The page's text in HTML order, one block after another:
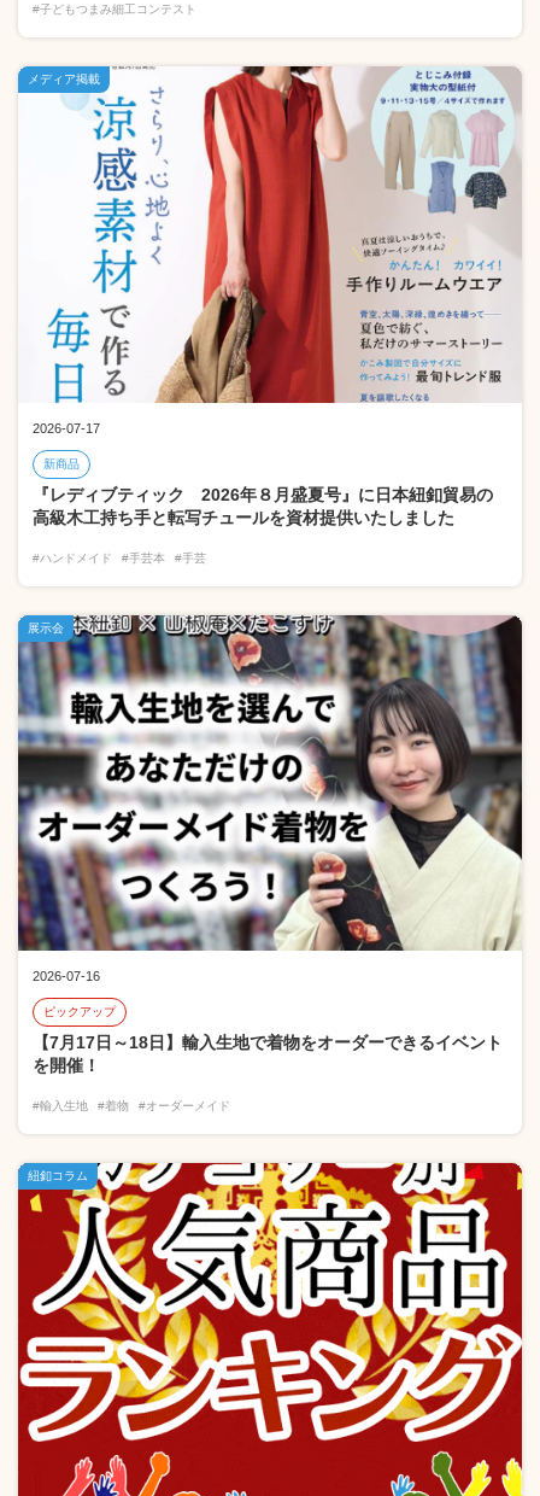
#子どもつまみ細工コンテスト
2026-07-17
新商品
『レディブティック 2026年８月盛夏号』に日本紐釦貿易の
高級木工持ち手と転写チュールを資材提供いたしました
#ハンドメイド #手芸本 #手芸
メディア掲載
2026-07-16
ピックアップ
【7月17日～18日】輸入生地で着物をオーダーできるイベント
を開催！
#輸入生地 #着物 #オーダーメイド
展示会
紐釦コラム